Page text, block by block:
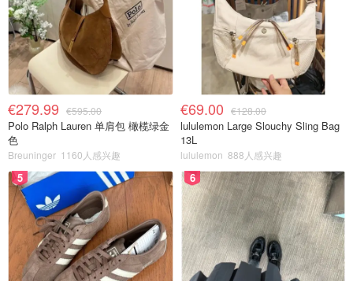
€279.99 €595.00
Polo Ralph Lauren 单肩包 橄榄绿金
色
Breuninger 1160人感兴趣
€69.00 €128.00
lululemon Large Slouchy Sling Bag
13L
lululemon 888人感兴趣
5 6